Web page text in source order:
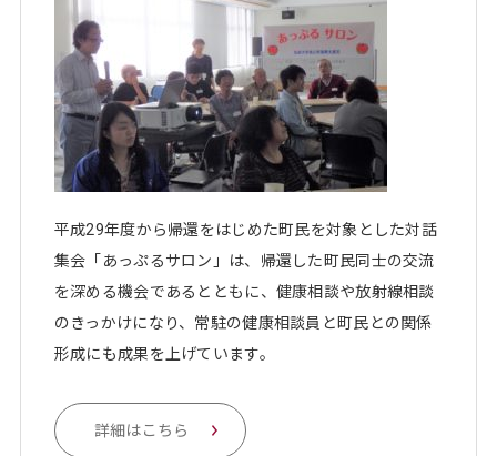
平成29年度から帰還をはじめた町民を対象とした対話
集会「あっぷるサロン」は、帰還した町民同士の交流
を深める機会であるとともに、健康相談や放射線相談
のきっかけになり、常駐の健康相談員と町民との関係
形成にも成果を上げています。
詳細はこちら